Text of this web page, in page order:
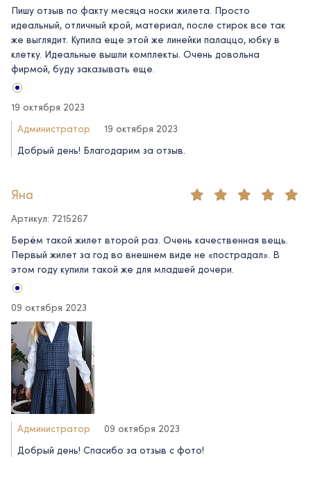
Пишу отзыв по факту месяца носки жилета. Просто
идеальный, отличный крой, материал, после стирок все так
же выглядит. Купила еще этой же линейки палаццо, юбку в
клетку. Идеальные вышли комплекты. Очень довольна
фирмой, буду заказывать еще.
19 октября 2023
Администратор
19 октября 2023
Добрый день! Благодарим за отзыв.
Яна
Артикул: 7215267
Берём такой жилет второй раз. Очень качественная вещь.
Первый жилет за год во внешнем виде не «пострадал». В
этом году купили такой же для младшей дочери.
09 октября 2023
Администратор
09 октября 2023
Добрый день! Спасибо за отзыв c фото!